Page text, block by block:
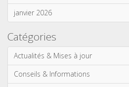
janvier 2026
Catégories
Actualités & Mises à jour
Conseils & Informations